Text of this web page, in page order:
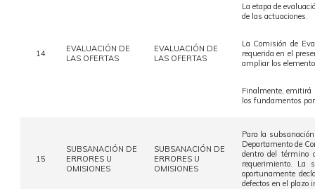
14
EVALUACIÓN DE
LAS OFERTAS
EVALUACIÓN DE
LAS OFERTAS
La etapa de
de las actuaciones.
La Comisión de
requerida en el
ampliar los
Finalmente, emitirá
los fundamentos
15
SUBSANACIÓN DE
ERRORES U
OMISIONES
SUBSANACIÓN DE
ERRORES U
OMISIONES
Para la
Departamento de
dentro del término
requerimiento. La
oportunamente
defectos en el plazo